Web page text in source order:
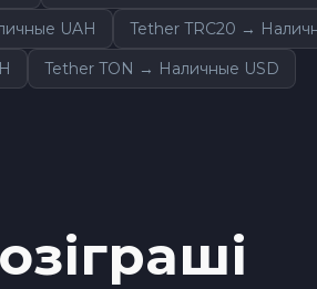
Optimism OP
Aptos APT
Shiba ERC20 SHIB
UAH Tether TRC20 →
Tether TON → Наличные USD